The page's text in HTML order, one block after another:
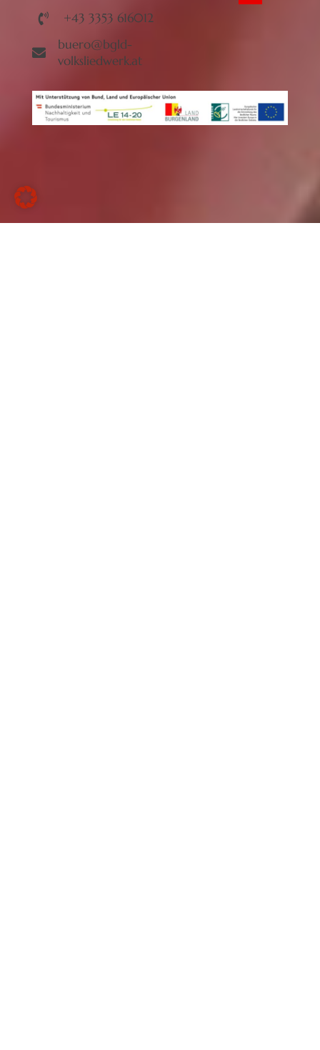
+43 3353 616012
buero@bgld-
volksliedwerk.at